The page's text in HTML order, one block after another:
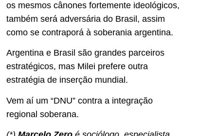
os mesmos cânones fortemente ideológicos,
também será adversária do Brasil, assim
como se contraporá à soberania argentina.
Argentina e Brasil são grandes parceiros
estratégicos, mas Milei prefere outra
estratégia de inserção mundial.
Vem aí um “DNU” contra a integração
regional soberana.